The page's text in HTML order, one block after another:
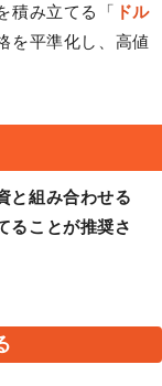
積み立てる「 ドル
を平準化し、高値
と組み合わせる
ることが推奨さ